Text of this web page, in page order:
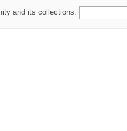
and its collections: